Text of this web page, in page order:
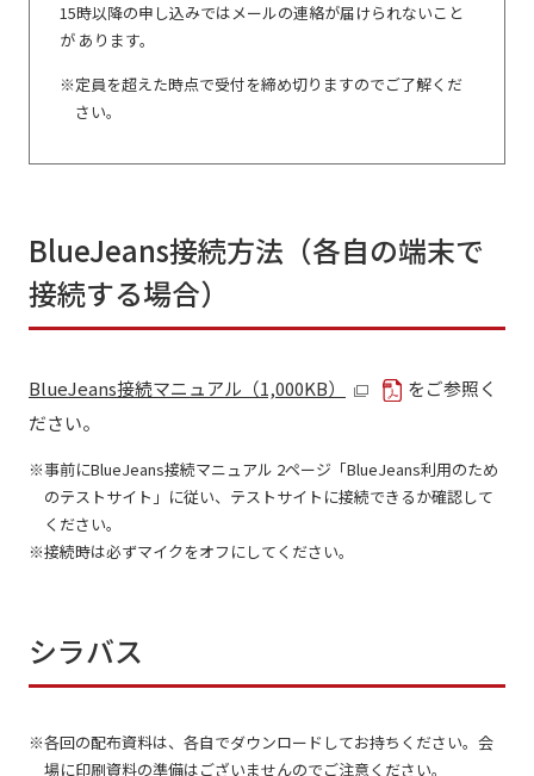
15時以降の申し込みではメールの連絡が届けられないこと
が あります。
定員を超えた時点で受付を締め切りますのでご了解くだ
さい。
BlueJeans接続方法（各自の端末で
接続する場合）
BlueJeans接続マニュアル（1,000KB）
をご参照く
ださい。
事前にBlueJeans接続マニュアル 2ページ「BlueJeans利用のため
のテストサイト」に従い、テストサイトに接続できるか確認して
ください。
接続時は必ずマイクをオフにしてください。
シラバス
各回の配布資料は、各自でダウンロードしてお持ちください。会
場に印刷資料の準備はございませんのでご注意ください。